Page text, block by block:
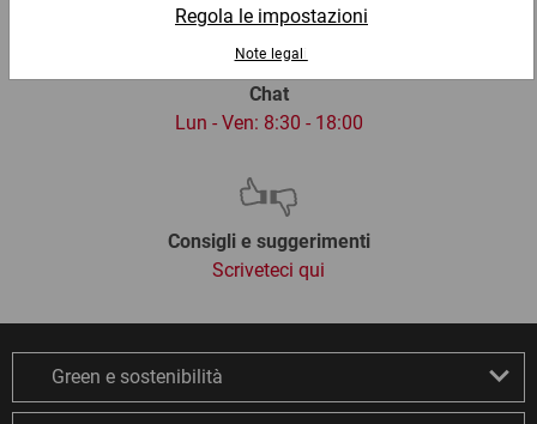
Chat
Lun - Ven: 8:30 - 18:00
Consigli e suggerimenti
Scriveteci qui
Green e sostenibilità